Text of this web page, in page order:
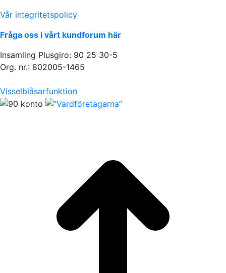
Vår integritetspolicy
Fråga oss i vårt kundforum här
Insamling Plusgiro: 90 25 30-5
Org. nr.: 802005-1465
Visselblåsarfunktion